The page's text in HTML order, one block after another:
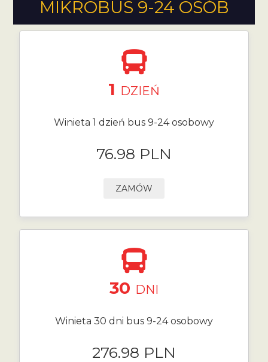
MIKROBUS 9-24 OSÓB
1 DZIEŃ
Winieta 1 dzień bus 9-24 osobowy
76.98 PLN
ZAMÓW
30 DNI
Winieta 30 dni bus 9-24 osobowy
276.98 PLN